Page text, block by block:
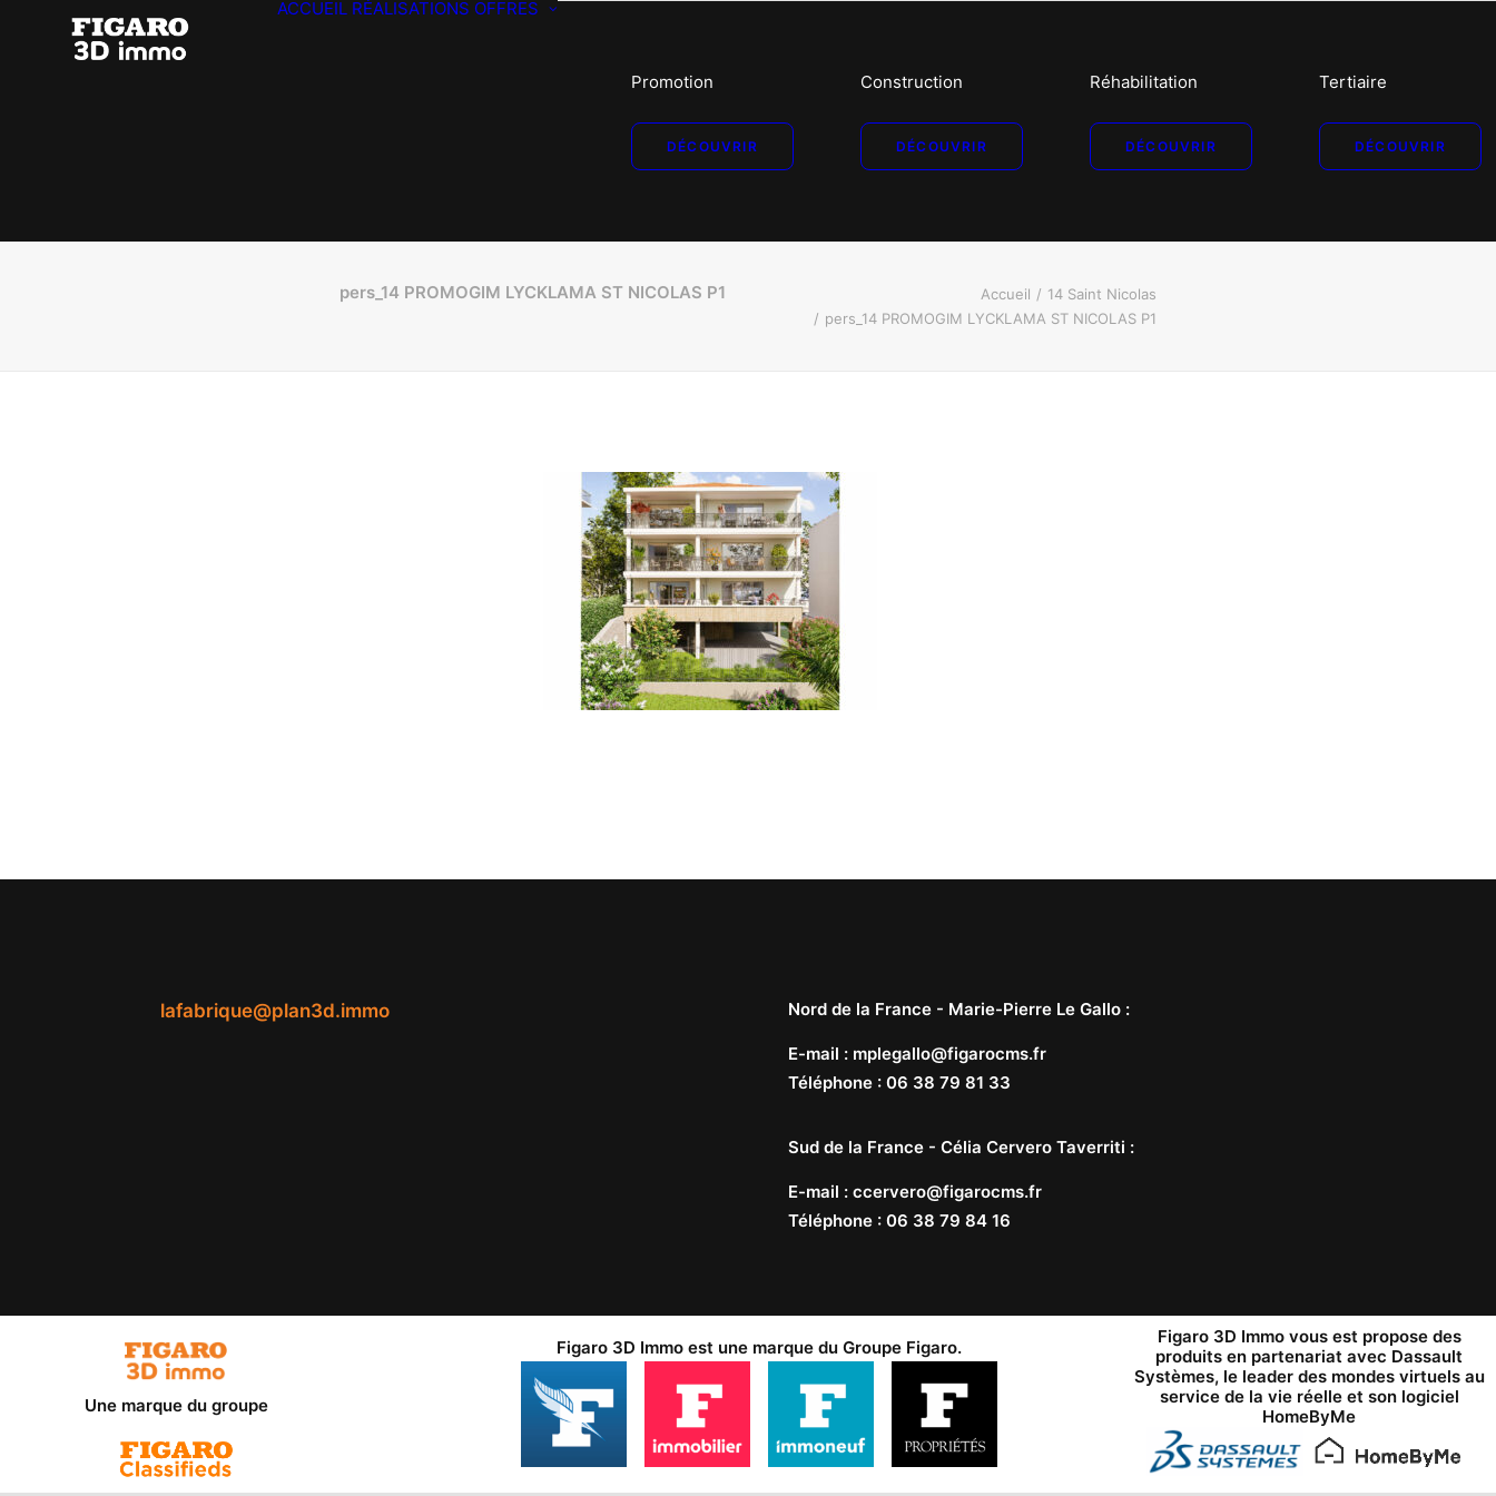
ACCUEIL RÉALISATIONS OFFRES
Promotion
DÉCOUVRIR
Construction
DÉCOUVRIR
Réhabilitation
DÉCOUVRIR
Tertiaire
DÉCOUVRIR
pers_14 PROMOGIM LYCKLAMA ST NICOLAS P1 Accueil
14 Saint Nicolas
pers_14 PROMOGIM LYCKLAMA ST NICOLAS P1
lafabrique@plan3d.immo Nord de la France - Marie-Pierre Le Gallo :
E-mail : mplegallo@figarocms.fr
Téléphone : 06 38 79 81 33
Sud de la France - Célia Cervero Taverriti :
E-mail : ccervero@figarocms.fr
Téléphone : 06 38 79 84 16
Une marque du groupe
Figaro 3D Immo est une marque du Groupe Figaro.
Figaro 3D Immo vous est propose des
produits en partenariat avec Dassault
Systèmes, le leader des mondes virtuels au
service de la vie réelle et son logiciel
HomeByMe